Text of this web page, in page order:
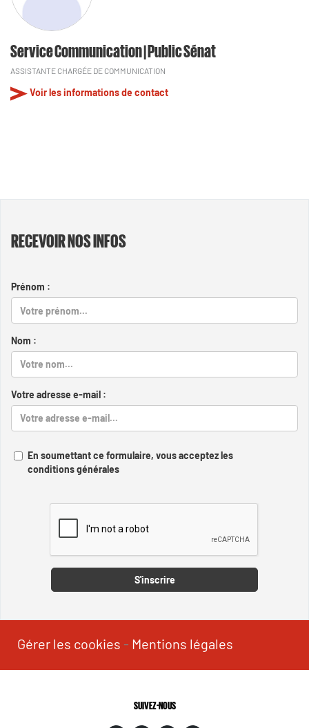
Service Communication | Public Sénat
ASSISTANTE CHARGÉE DE COMMUNICATION
Voir les informations de contact
RECEVOIR NOS INFOS
Prénom :
Nom :
Votre adresse e-mail :
En soumettant ce formulaire, vous acceptez les
conditions générales
S'inscrire
Gérer les cookies - Mentions légales
SUIVEZ-NOUS